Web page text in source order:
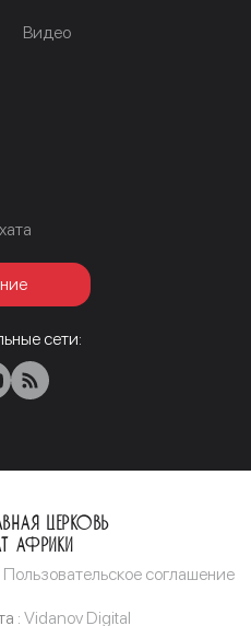
Видео
сети:
Церковь
Африки
Пользовательское соглашение
: Vidanov Digital